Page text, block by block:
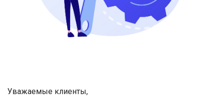
Уважаемые клиенты,